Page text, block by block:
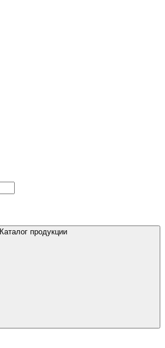
Каталог продукции